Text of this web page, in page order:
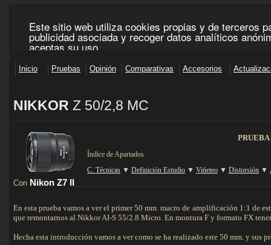
NIKKOR Z 50/2,8 MC
Índice de Apartados
C. Técnicas ▼ Definición Estudio ▼ Vińeteo ▼ Distorsión ▼
Con Nikon Z7 II
En esta prueba vamos a ver el primer 50 mm. macro de amplificación 1:1 de
que remontarnos al Nikkor AI-S 55/2.8 Micro. En montura F y formato FX
Hecha esta introducción vamos a ver como se ha realizado este 50 mm. y sus